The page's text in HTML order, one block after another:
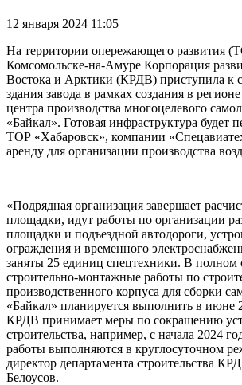
12 января 2024 11:05
На территории опережающего развития
Комсомольске-на-Амуре Корпорация
Востока и Арктики (КРДВ) приступила к
здания завода в рамках создания в
центра производства многоцелевого
«Байкал». Готовая инфраструктура будет
ТОР «Хабаровск», компании
аренду для организации производства
«Подрядная организация завершает
площадки, идут работы по организации
площадки и подъездной автодороги,
ограждения и временного
заняты 25 единиц спецтехники. В полном
строительно-монтажные работы по
производственного корпуса для сборки
«Байкал» планируется выполнить в июне
КРДВ принимает меры по сокращению
строительства, например, с начала 2024
работы выполняются в круглосуточном
директор департамента строительства
Белоусов.